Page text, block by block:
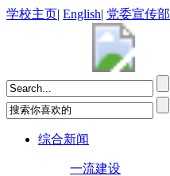
学校主页| English| 党委宣传部
综合新闻
一流建设